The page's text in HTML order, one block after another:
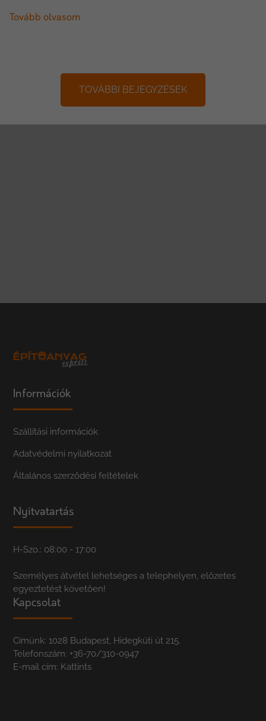
Tovább olvasom
TOVÁBBI BEJEGYZÉSEK
Információk
Szállítási információk
Adatvédelmi nyilatkozat
Általános szerződési feltételek
Nyitvatartás
H-Szo.: 08:00 - 17:00
Személyes átvétel lehetséges a telephelyen, előzetes
egyeztetést követően!
Kapcsolat
Címünk: 1028 Budapest, Hidegkúti út 215.
Telefonszám: +36-70/310-0947
E-mail cím: Kattints